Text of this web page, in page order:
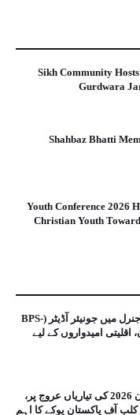
Sikh Community
Gurdwara
Shahbaz Bhatti
Youth Conference 2026
Christian Youth
آفس آف دی ملٹری اکاؤنٹنٹ جنرل میں جونیئر آڈیٹر (BPS-
اعلان، اقلیتی امیدواروں کے لیے
انگلینڈ میں یومِ آزادی پاکستان 2026 کی تیاریاں عروج پر،
آف پاکستان یوکے کا اہم